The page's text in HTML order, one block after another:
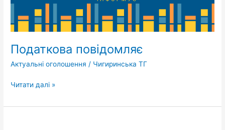
Податкова повідомляє
Актуальні оголошення / Чигиринська ТГ
Читати далі »